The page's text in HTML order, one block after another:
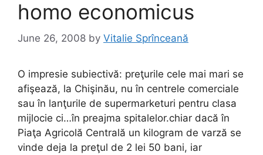
homo economicus
June 26, 2008 by Vitalie Sprînceană
O impresie subiectivă: preţurile cele mai mari se
afişează, la Chişinău, nu în centrele comerciale
sau în lanţurile de supermarketuri pentru clasa
mijlocie ci…în preajma spitalelor.chiar dacă în
Piaţa Agricolă Centrală un kilogram de varză se
vinde deja la preţul de 2 lei 50 bani, iar